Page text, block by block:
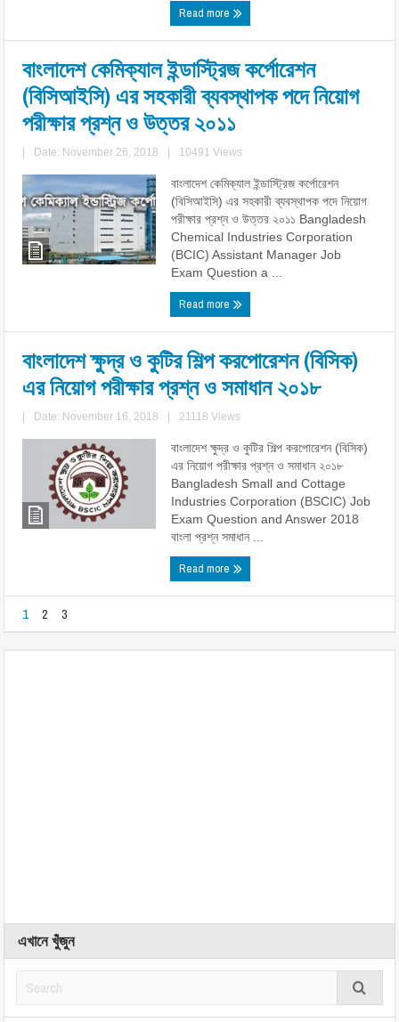
Read more
বাংলাদেশ কেমিক্যাল ইন্ডাস্ট্রিজ কর্পোরেশন
(বিসিআইসি) এর সহকারী ব্যবস্থাপক পদে নিয়োগ
পরীক্ষার প্রশ্ন ও উত্তর ২০১১
Date: November 26, 2018 10491 Views
বাংলাদেশ কেমিক্যাল ইন্ডাস্ট্রিজ কর্পোরেশন
(বিসিআইসি) এর সহকারী ব্যবস্থাপক পদে নিয়োগ
পরীক্ষার প্রশ্ন ও উত্তর ২০১১ Bangladesh
Chemical Industries Corporation
(BCIC) Assistant Manager Job
Exam Question a ...
Read more
বাংলাদেশ ক্ষুদ্র ও কুটির শিল্প করপোরেশন (বিসিক)
এর নিয়োগ পরীক্ষার প্রশ্ন ও সমাধান ২০১৮
Date: November 16, 2018 21118 Views
বাংলাদেশ ক্ষুদ্র ও কুটির শিল্প করপোরেশন (বিসিক)
এর নিয়োগ পরীক্ষার প্রশ্ন ও সমাধান ২০১৮
Bangladesh Small and Cottage
Industries Corporation (BSCIC) Job
Exam Question and Answer 2018
বাংলা প্রশ্ন সমাধান ...
Read more
1 2 3
এখানে খুঁজুন